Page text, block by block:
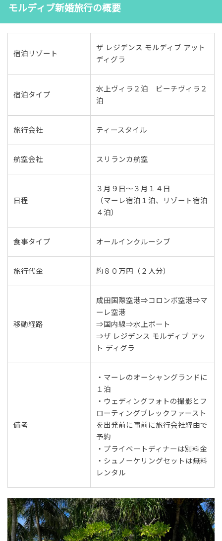
モルディブ新婚旅行の概要
宿泊リゾート
ザ レジデンス モルディブ アット
ディグラ
宿泊タイプ
水上ヴィラ２泊 ビーチヴィラ２
泊
旅行会社 ティースタイル
航空会社 スリランカ航空
日程
３月９日～３月１４日
（マーレ宿泊１泊、リゾート宿泊
４泊）
食事タイプ オールインクルーシブ
旅行代金 約８０万円（２人分）
移動経路
成田国際空港⇒コロンボ空港⇒マ
ーレ空港
⇒国内線⇒水上ボート
⇒ザ レジデンス モルディブ アッ
ト ディグラ
備考
・マーレのオーシャングランドに
１泊
・ウェディングフォトの撮影とフ
ローティングブレックファースト
を出発前に事前に旅行会社経由で
予約
・プライベートディナーは別料金
・シュノーケリングセットは無料
レンタル